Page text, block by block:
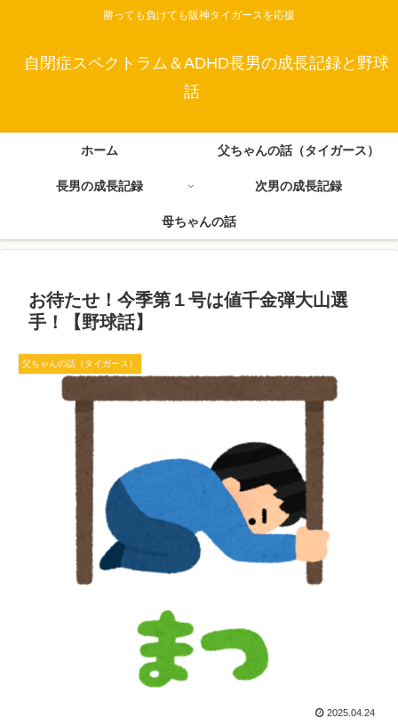
勝っても負けても阪神タイガースを応援
自閉症スペクトラム＆ADHD長男の成長記録と野球
話
ホーム 父ちゃんの話（タイガース）
長男の成長記録 次男の成長記録
母ちゃんの話
お待たせ！今季第１号は値千金弾大山選
手！【野球話】
父ちゃんの話（タイガース）
2025.04.24